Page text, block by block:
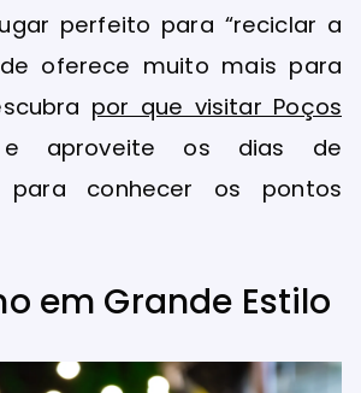
perfeito para “reciclar a
oferece muito mais para
por que visitar Poços
aproveite os dias de
para conhecer os pontos
em Grande Estilo